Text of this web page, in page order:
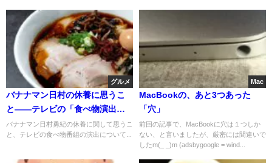
グルメ
バナナマン日村の休養に思うこ
と――テレビの「食べ物演出」
を見直す時が来た
バナナマン日村勇紀の休養に関して思うこ
と、テレビの食べ物番組の演出について...
Mac
MacBookの、あと3つあった
「穴」
前回の記事で、MacBookに穴は１つしか
ない、と言いましたが、厳密には間違いで
したm(_ _)m (adsbygoogle = wind...